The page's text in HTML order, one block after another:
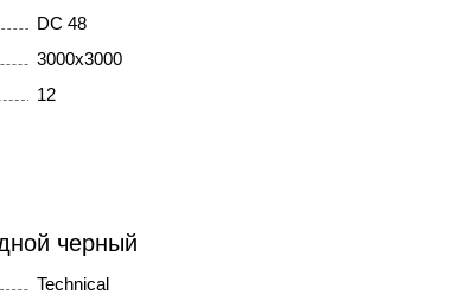
DC 48
3000x3000
12
черный
Technical